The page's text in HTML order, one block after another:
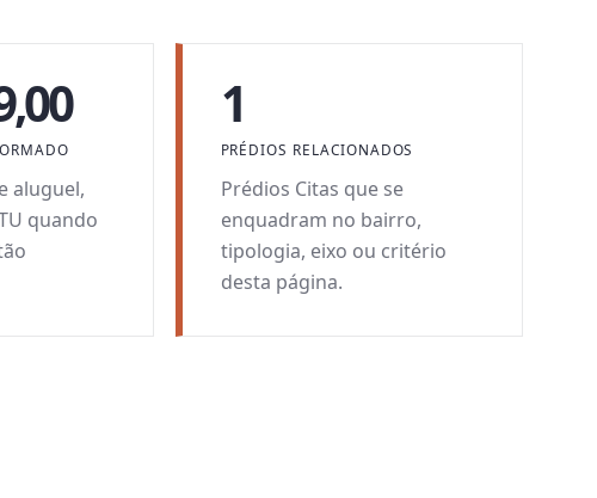
aluguel,
quando
1
PRÉDIOS RELACIONADOS
Prédios Citas que se
enquadram no bairro,
tipologia, eixo ou critério
desta página.